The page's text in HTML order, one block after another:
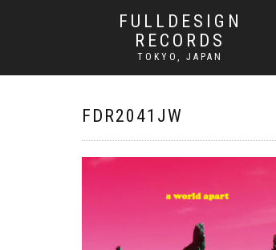
FULLDESIGN
RECORDS
TOKYO, JAPAN
FDR2041JW